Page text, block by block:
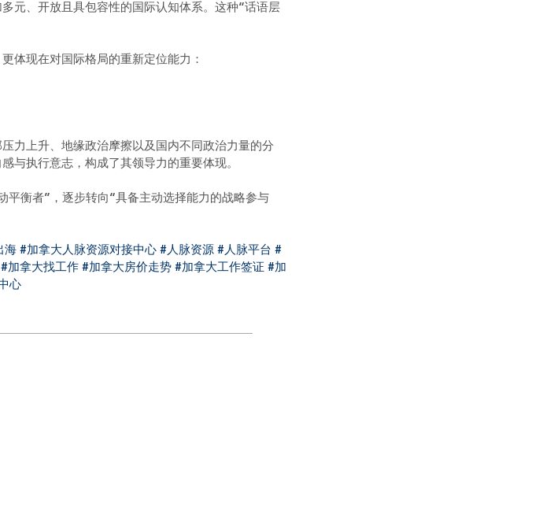
元、开放且具包容性的国际认知体系。这种“话语层
体现在对国际格局的重新定位能力：
力上升、地缘政治摩擦以及国内不同政治力量的分
与执行意志，构成了其领导力的重要体现。
衡者”，逐步转向“具备主动选择能力的战略参与
海 #加拿大人脉资源对接中心 #人脉资源 #人脉平台 #
#加拿大找工作 #加拿大房价走势 #加拿大工作签证 #加
心